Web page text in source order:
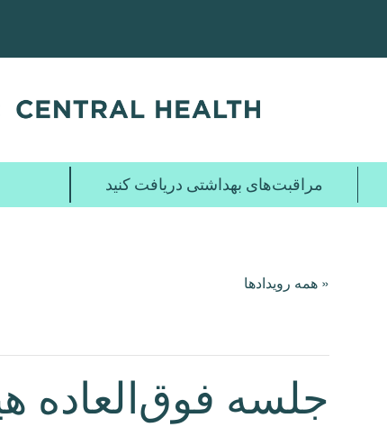
محتوای
مراقبت‌های بهداشتی دریافت کنید
« همه رویدادها
جلسه فوق‌العاده